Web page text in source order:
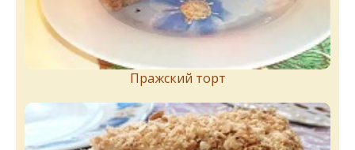
Пражский торт